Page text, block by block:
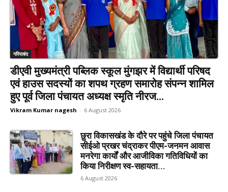
गरियाबंद
डीएवी मुख्यमंत्री पब्लिक स्कूल मुंगझर में विद्यार्थी परिषद
एवं हाउस सदस्यों का शपथ ग्रहण समारोह संपन्न शामिल
हुए पूर्व जिला पंचायत अध्यक्ष स्मृति नीरज...
Vikram Kumar nagesh - 6 August 2026
छुरा विकासखंड के दौरे पर पहुंचे जिला पंचायत
सीईओ प्रखर चंद्राकर पीएम-जनमन आवास
मनरेगा कार्यों और आजीविका गतिविधियों का
किया निरीक्षण स्व-सहायता...
6 August 2026